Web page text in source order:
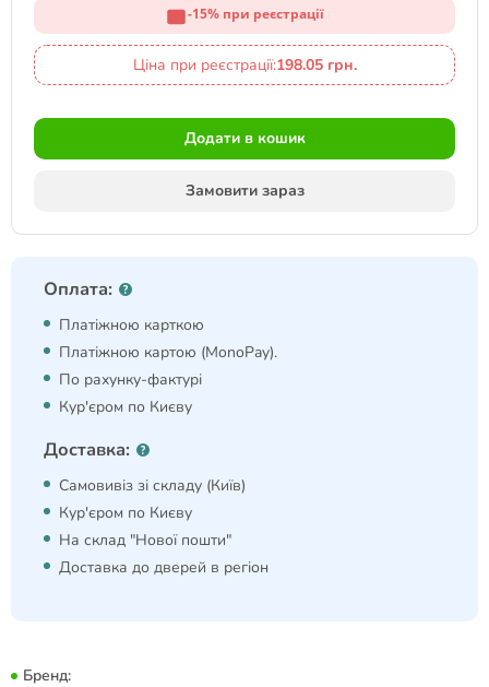
-15% при реєстрації
Ціна при реєстрації:198.05 грн.
Додати в кошик
Замовити зараз
Оплата:
Платіжною карткою
Платіжною картою (MonoPay).
По рахунку-фактурі
Кур'єром по Києву
Доставка:
Самовивіз зі складу (Київ)
Кур'єром по Києву
На склад "Нової пошти"
Доставка до дверей в регіон
Бренд: